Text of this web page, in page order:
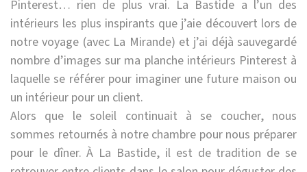
Pinterest… rien de plus vrai. La Bastide a l’un des
intérieurs les plus inspirants que j’aie découvert lors de
notre voyage (avec La Mirande) et j’ai déjà sauvegardé
nombre d’images sur ma planche intérieurs Pinterest à
laquelle se référer pour imaginer une future maison ou
un intérieur pour un client.
Alors que le soleil continuait à se coucher, nous
sommes retournés à notre chambre pour nous préparer
pour le dîner. À La Bastide, il est de tradition de se